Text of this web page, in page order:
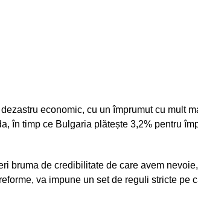
economic, cu un împrumut cu mult
în timp ce Bulgaria plătește 3,2% pentru
bruma de credibilitate de care avem
va impune un set de reguli stricte pe